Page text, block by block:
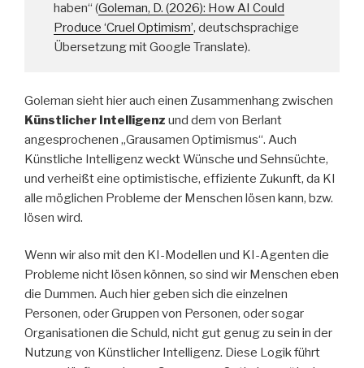
haben“ (Goleman, D. (2026): How AI Could
Produce ‘Cruel Optimism’, deutschsprachige
Übersetzung mit Google Translate).
Goleman sieht hier auch einen Zusammenhang zwischen
Künstlicher Intelligenz und dem von Berlant
angesprochenen „Grausamen Optimismus“. Auch
Künstliche Intelligenz weckt Wünsche und Sehnsüchte,
und verheißt eine optimistische, effiziente Zukunft, da KI
alle möglichen Probleme der Menschen lösen kann, bzw.
lösen wird.
Wenn wir also mit den KI-Modellen und KI-Agenten die
Probleme nicht lösen können, so sind wir Menschen eben
die Dummen. Auch hier geben sich die einzelnen
Personen, oder Gruppen von Personen, oder sogar
Organisationen die Schuld, nicht gut genug zu sein in der
Nutzung von Künstlicher Intelligenz. Diese Logik führt